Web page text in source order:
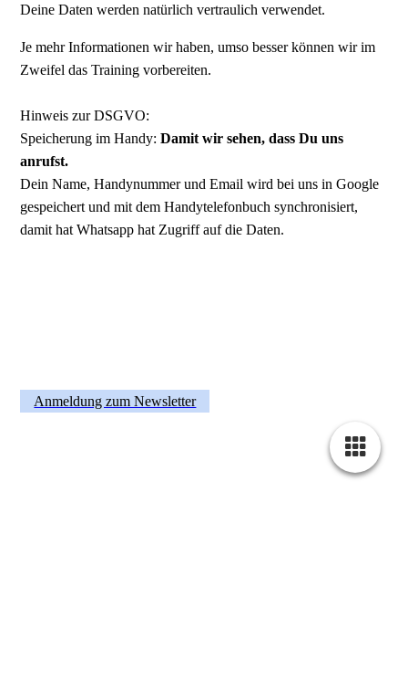
Deine Daten werden natürlich vertraulich verwendet.
Je mehr Informationen wir haben, umso besser können wir im
Zweifel das Training vorbereiten.
Hinweis zur DSGVO:
Speicherung im Handy:Damit wir sehen, dass Du uns
anrufst.
Dein Name, Handynummer und Email wird bei uns in Google
gespeichert und mit dem Handytelefonbuch synchronisiert,
damit hat Whatsapp hat Zugriff auf die Daten.
Anmeldung zum Newsletter